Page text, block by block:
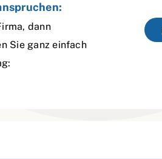
dann
Sie ganz einfach